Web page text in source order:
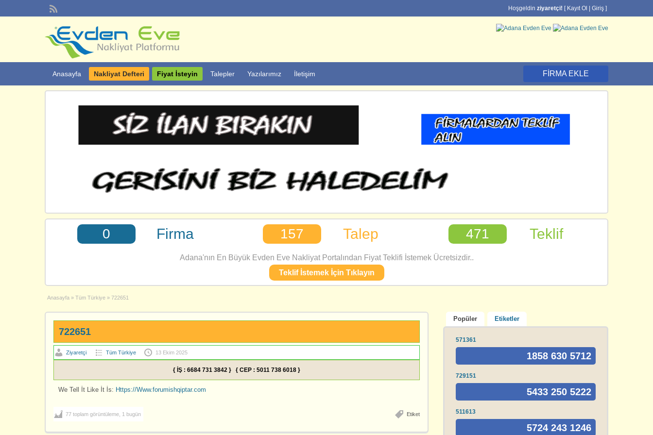
Hoşgeldin ziyaretçi! [ Kayıt Ol Giriş ]
Anasayfa Nakliyat Defteri Fiyat İsteyin Talepler Yazılarımız İletişim FIRMA EKLE
0 Firma 157 Talep 471 Teklif
Adana'nın En Büyük Evden Eve Nakliyat Portalından Fiyat Teklifi İstemek Ücretsizdir..
Teklif İstemek İçin Tıklayın
Anasayfa » Tüm Türkiye » 722651
722651
Ziyaretçi Tüm Türkiye 13 Ekim 2025
{ İŞ : 6684 731 3842 } { CEP : 5011 738 6018 }
We Tell İt Like İt İs: Https://Www.forumishqiptar.com
Etiket
77 toplam görüntüleme, 1 bugün
Popüler Etiketler
571361
1858 630 5712
729151
5433 250 5222
511613
5724 243 1246